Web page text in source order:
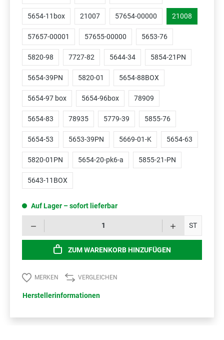
5654-11box 21007 57654-00000 21008
57657-00001 57655-00000 5653-76
5820-98 7727-82 5644-34 5854-21PN
5654-39PN 5820-01 5654-88BOX
5654-97 box 5654-96box 78909
5654-83 78935 5779-39 5855-76
5654-53 5653-39PN 5669-01-K 5654-63
5820-01PN 5654-20-pk6-a 5855-21-PN
5643-11BOX
Auf Lager – sofort lieferbar
ST
ZUM WARENKORB HINZUFÜGEN
MERKEN VERGLEICHEN
Herstellerinformationen